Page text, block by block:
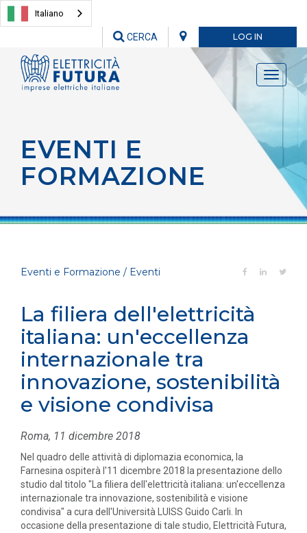
Italiano
LOG IN
CERCA
Toggle
EVENTI E
FORMAZIONE
Eventi e Formazione / Eventi
La filiera dell'elettricità
italiana: un'eccellenza
internazionale tra
innovazione, sostenibilità
e visione condivisa
Roma, 11 dicembre 2018
Nel quadro delle attività di diplomazia economica, la
Farnesina ospiterà l'11 dicembre 2018 la presentazione dello
studio dal titolo "La filiera dell'elettricità italiana: un'eccellenza
internazionale tra innovazione, sostenibilità e visione
condivisa" a cura dell'Università LUISS Guido Carli. In
occasione della presentazione di tale studio, Elettricità Futura,